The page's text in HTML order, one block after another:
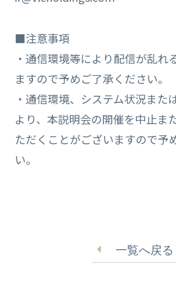
■注意事項
・通信環境等により配信が乱れ
ますので予めご了承ください。
・通信環境、システム状況また
より、本説明会の開催を中止ま
ただくことがございますので予
い。
一覧へ戻る